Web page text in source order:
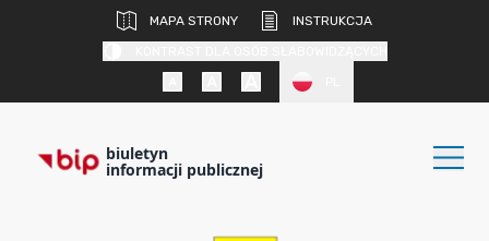
MAPA STRONY
INSTRUKCJA
biuletyn
informacji publicznej